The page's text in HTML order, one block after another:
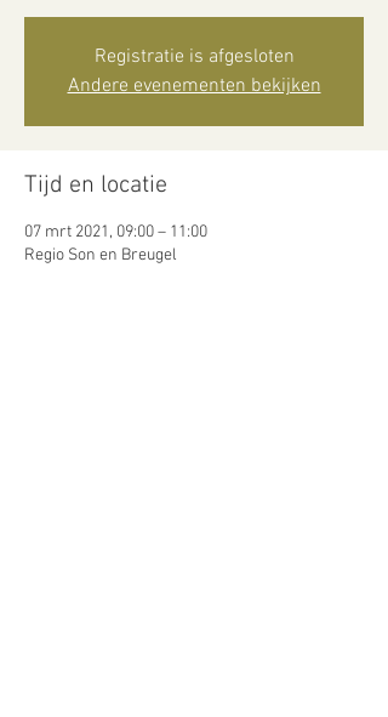
Registratie is afgesloten
Andere evenementen bekijken
Tijd en locatie
07 mrt 2021, 09:00 – 11:00
Regio Son en Breugel